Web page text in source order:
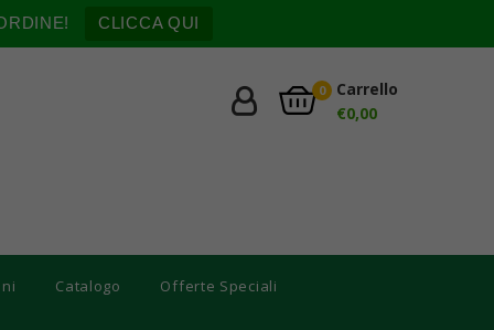
CLICCA QUI
0
Carrello
€0,00
Catalogo Offerte Speciali